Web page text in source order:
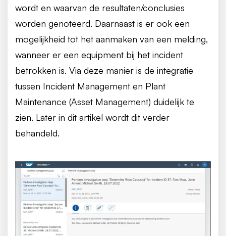
wordt en waarvan de resultaten/conclusies
worden genoteerd. Daarnaast is er ook een
mogelijkheid tot het aanmaken van een melding,
wanneer er een equipment bij het incident
betrokken is. Via deze manier is de integratie
tussen Incident Management en Plant
Maintenance (Asset Management) duidelijk te
zien. Later in dit artikel wordt dit verder
behandeld.